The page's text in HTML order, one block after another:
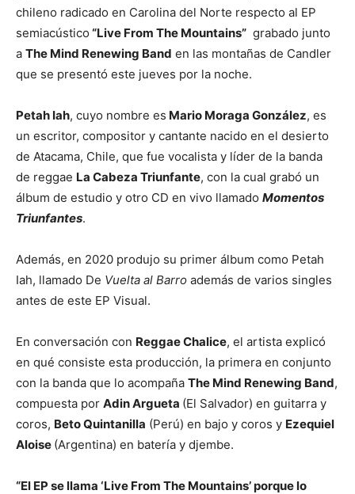
chileno radicado en Carolina del Norte respecto al EP
semiacústico “Live From The Mountains” grabado junto
a The Mind Renewing Band en las montañas de Candler
que se presentó este jueves por la noche.
Petah Iah, cuyo nombre es Mario Moraga González, es
un escritor, compositor y cantante nacido en el desierto
de Atacama, Chile, que fue vocalista y líder de la banda
de reggae La Cabeza Triunfante, con la cual grabó un
álbum de estudio y otro CD en vivo llamado Momentos
Triunfantes.
Además, en 2020 produjo su primer álbum como Petah
Iah, llamado De Vuelta al Barro además de varios singles
antes de este EP Visual.
En conversación con Reggae Chalice, el artista explicó
en qué consiste esta producción, la primera en conjunto
con la banda que lo acompaña The Mind Renewing Band,
compuesta por Adin Argueta (El Salvador) en guitarra y
coros, Beto Quintanilla (Perú) en bajo y coros y Ezequiel
Aloise (Argentina) en batería y djembe.
“El EP se llama ‘Live From The Mountains’ porque lo